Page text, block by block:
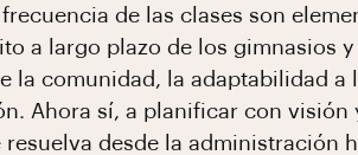
de las clases son
a largo plazo de los gimnasios
la comunidad, la adaptabilidad
Ahora sí, a planificar con
resuelva desde la administración